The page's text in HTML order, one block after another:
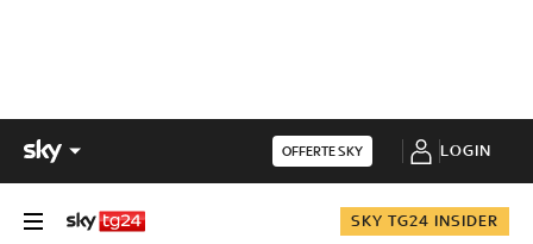
OFFERTE SKY LOGIN
SKY TG24 INSIDER